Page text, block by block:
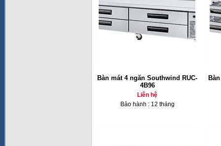
Bàn mát 4 ngăn Southwind RUC-
4B96
Liên hệ
Bảo hành : 12 tháng